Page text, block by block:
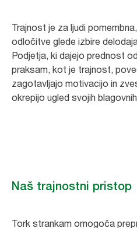
Trajnost je za ljudi
odločitve glede izbire
Podjetja, ki dajejo prednost
praksam, kot je trajnost,
zagotavljajo motivacijo in
okrepijo ugled svojih
Naš trajnostni pristop
Tork strankam omogoča